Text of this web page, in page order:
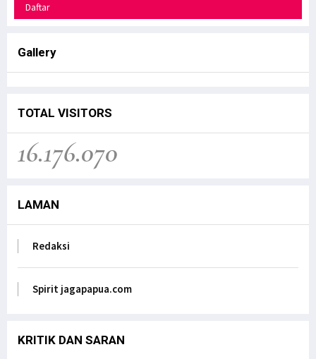
Daftar
Gallery
TOTAL VISITORS
16.176.070
LAMAN
Redaksi
Spirit jagapapua.com
KRITIK DAN SARAN